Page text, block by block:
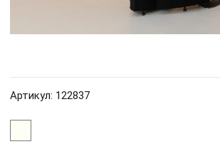
Артикул: 122837